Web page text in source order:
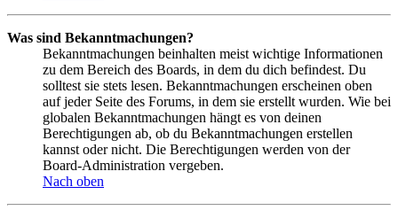
Was sind Bekanntmachungen?
Bekanntmachungen beinhalten meist wichtige Informationen
zu dem Bereich des Boards, in dem du dich befindest. Du
solltest sie stets lesen. Bekanntmachungen erscheinen oben
auf jeder Seite des Forums, in dem sie erstellt wurden. Wie bei
globalen Bekanntmachungen hängt es von deinen
Berechtigungen ab, ob du Bekanntmachungen erstellen
kannst oder nicht. Die Berechtigungen werden von der
Board-Administration vergeben.
Nach oben